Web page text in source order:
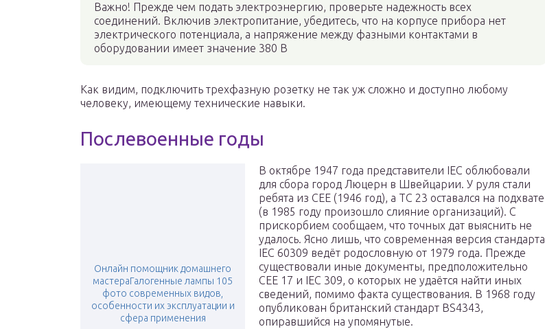
Важно! Прежде чем подать электроэнергию, проверьте надежность всех
соединений. Включив электропитание, убедитесь, что на корпусе прибора нет
электрического потенциала, а напряжение между фазными контактами в
оборудовании имеет значение 380 В
Как видим, подключить трехфазную розетку не так уж сложно и доступно любому
человеку, имеющему технические навыки.
Послевоенные годы
Онлайн помощник домашнего
мастераГалогенные лампы 105
фото современных видов,
особенности их эксплуатации и
сфера применения
В октябре 1947 года представители IEC облюбовали
для сбора город Люцерн в Швейцарии. У руля стали
ребята из CEE (1946 год), а TC 23 оставался на подхвате
(в 1985 году произошло слияние организаций). С
прискорбием сообщаем, что точных дат выяснить не
удалось. Ясно лишь, что современная версия стандарта
IEC 60309 ведёт родословную от 1979 года. Прежде
существовали иные документы, предположительно
CEE 17 и IEC 309, о которых не удаётся найти иных
сведений, помимо факта существования. В 1968 году
опубликован британский стандарт BS4343,
опиравшийся на упомянутые.